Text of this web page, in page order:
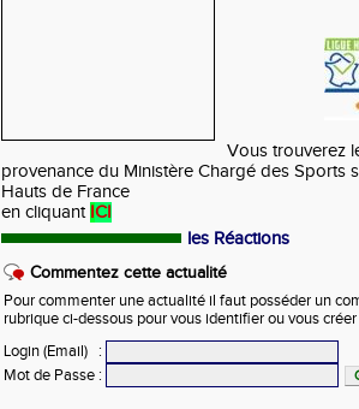
Vous trouverez
provenance du Ministère Chargé des Sports
Hauts de France
en cliquant ICI
les Réactions
Commentez cette actualité
Pour commenter une actualité il faut posséder un
rubrique ci-dessous pour vous identifier ou vous
Login (Email)
:
Mot de Passe :